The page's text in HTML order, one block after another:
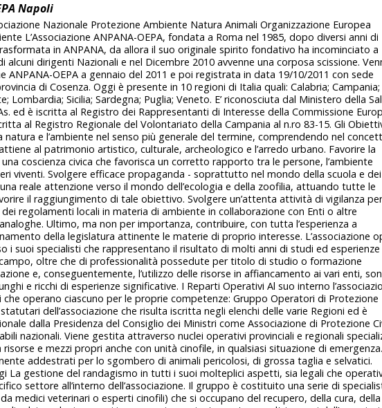
Napoli
Nazionale Protezione Ambiente Natura Animali Organizzazione Europea
L’Associazione ANPANA-OEPA, fondata a Roma nel 1985, dopo diversi anni di
in ANPANA, da allora il suo originale spirito fondativo ha incominciato a
dirigenti Nazionali e nel Dicembre 2010 avvenne una corposa scissione.
ANPANA-OEPA a gennaio del 2011 e poi registrata in data 19/10/2011 con sede
di Cosenza. Oggi è presente in 10 regioni di Italia quali: Calabria; Campania;
Lombardia; Sicilia; Sardegna; Puglia; Veneto. E’ riconosciuta dal Ministero della
ed è iscritta al Registro dei Rappresentanti di Interesse della Commissione
al Registro Regionale del Volontariato della Campania al n.ro 83-15. Gli
natura e l’ambiente nel senso più generale del termine, comprendendo nel
al patrimonio artistico, culturale, archeologico e l’arredo urbano. Favorire la
coscienza civica che favorisca un corretto rapporto tra le persone, l’ambiente
viventi. Svolgere efficace propaganda - soprattutto nel mondo della scuola e dei
reale attenzione verso il mondo dell’ecologia e della zoofilia, attuando tutte le
il raggiungimento di tale obiettivo. Svolgere un’attenta attività di vigilanza
dei regolamenti locali in materia di ambiente in collaborazione con Enti o altre
Ultimo, ma non per importanza, contribuire, con tutta l’esperienza a
della legislatura attinente le materie di proprio interesse. L’associazione
i suoi specialisti che rappresentano il risultato di molti anni di studi ed esperienze
oltre che di professionalità possedute per titolo di studio o formazione
e, conseguentemente, l’utilizzo delle risorse in affiancamento ai vari enti,
e ricchi di esperienze significative. I Reparti Operativi Al suo interno
operano ciascuno per le proprie competenze: Gruppo Operatori di Protezione
dell’associazione che risulta iscritta negli elenchi delle varie Regioni ed è
dalla Presidenza del Consiglio dei Ministri come Associazione di Protezione
nazionali. Viene gestita attraverso nuclei operativi provinciali e regionali
e mezzi propri anche con unità cinofile, in qualsiasi situazione di
addestrati per lo sgombero di animali pericolosi, di grossa taglia e selvatici.
La gestione del randagismo in tutti i suoi molteplici aspetti, sia legali che
settore all’interno dell’associazione. Il gruppo è costituito una serie di
medici veterinari o esperti cinofili) che si occupano del recupero, della cura, della